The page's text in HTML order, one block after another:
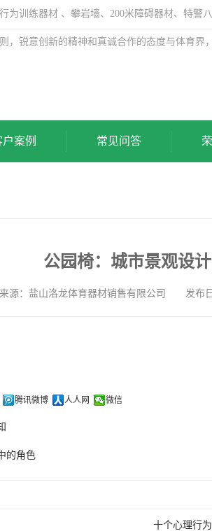
训练器材 、攀岩墙、200米障碍器材、特警
锐意创新的精神和真诚合作的态度与体育
户案例 常见问答
公园椅：城市景观设
源：盐山洛龙体育器材销售有限公司 发布
腾讯微博 人人网 微信
的角色
十个心理行